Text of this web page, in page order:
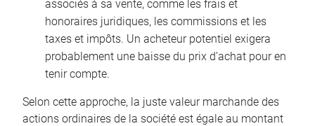
associés à sa vente, comme les frais et
honoraires juridiques, les commissions et les
taxes et impôts. Un acheteur potentiel exigera
probablement une baisse du prix d’achat pour en
tenir compte.
Selon cette approche, la juste valeur marchande des
actions ordinaires de la société est égale au montant